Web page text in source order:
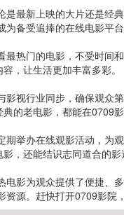
最新上映的大片还是经
备受追捧的在线电影平台
热门的电影，不受时间
，让生活更加丰富多彩。
视行业同步，确保观众
的老电影，都能在0709影
举办在线观影活动，为
，还能结识志同道合的影
影为观众提供了便捷、
源。赶快打开0709影院